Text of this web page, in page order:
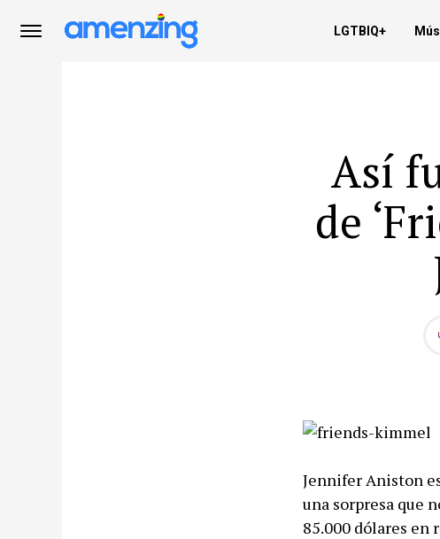
LGTBIQ+
Así
de
Jennifer Aniston
una sorpresa que
85.000 dólares en